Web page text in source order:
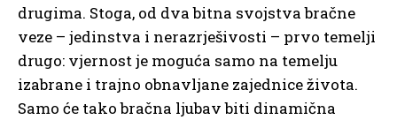
drugima. Stoga, od dva bitna svojstva bračne
veze – jedinstva i nerazrješivosti – prvo temelji
drugo: vjernost je moguća samo na temelju
izabrane i trajno obnavljane zajednice života.
Samo će tako bračna ljubav biti dinamična